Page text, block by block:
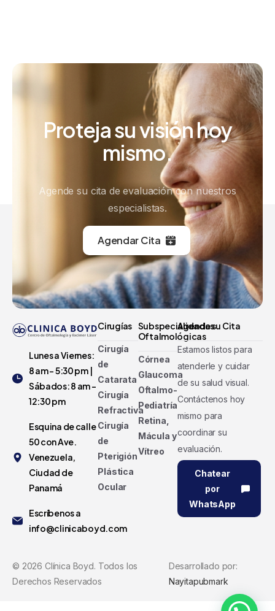
Protejasuvisiónhoy
mismo.
Agende su cita de evaluación con nuestros
especialistas.
Agendar Cita
Lunes a Viernes:
8 am - 5:30 pm |
Sábados: 8 am -
12:30 pm
Esquina de calle
50 con Ave.
Venezuela,
Ciudad de
Panamá
Escríbenos a
info@clinicaboyd.com
Cirugías
Cirugía
de
Catarata
Cirugía
Refractiva
Cirugía
de
Pterigión
Plástica
Ocular
Subspecialidades
Oftalmológicas
Córnea
Glaucoma
Oftalmo-
Pediatría
Retina,
Mácula y
Vítreo
Agenda su Cita
Estamos listos para
atenderle y cuidar
de su salud visual.
Contáctenos hoy
mismo para
coordinar su
evaluación.
Chatear
por
WhatsApp
© 2026 Clínica Boyd. Todos los
Derechos Reservados
Desarrollado por:
Nayitapubmark